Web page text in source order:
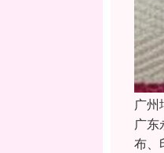
广州
广东
布、